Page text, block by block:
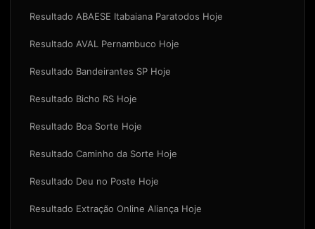
Resultado ABAESE Itabaiana Paratodos Hoje
Resultado AVAL Pernambuco Hoje
Resultado Bandeirantes SP Hoje
Resultado Bicho RS Hoje
Resultado Boa Sorte Hoje
Resultado Caminho da Sorte Hoje
Resultado Deu no Poste Hoje
Resultado Extração Online Aliança Hoje